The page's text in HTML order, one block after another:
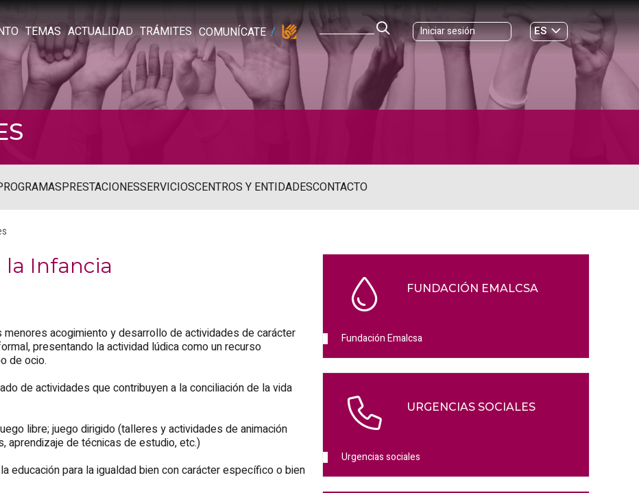
TEMAS ACTUALIDAD TRÁMITES COMUNÍCATE Iniciar sesión
ES
GL
PRESTACIONESSERVICIOSCENTROS Y ENTIDADESCONTACTO
la Infancia
acogimiento y desarrollo de actividades de carácter
presentando la actividad lúdica como un recurso
de ocio.
de actividades que contribuyen a la conciliación de la vida
libre; juego dirigido (talleres y actividades de animación
de técnicas de estudio, etc.)
educación para la igualdad bien con carácter específico o bien
FUNDACIÓN EMALCSA
Fundación Emalcsa
URGENCIAS SOCIALES
Urgencias sociales